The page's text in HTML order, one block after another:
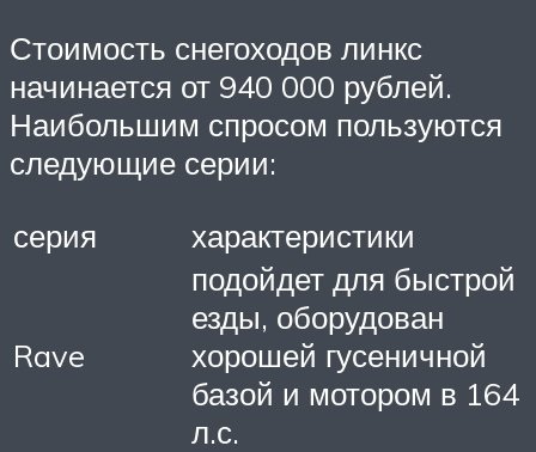
Стоимость снегоходов линкс
начинается от 940 000 рублей.
Наибольшим спросом пользуются
следующие серии:
серия
характеристики
Rave
подойдет для быстрой
езды, оборудован
хорошей гусеничной
базой и мотором в 164
л.с.